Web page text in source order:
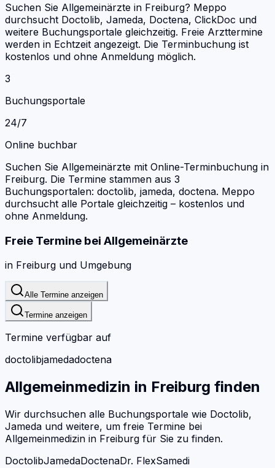
Suchen Sie Allgemeinärzte in Freiburg? Meppo
durchsucht Doctolib, Jameda, Doctena, ClickDoc und
weitere Buchungsportale gleichzeitig. Freie Arzttermine
werden in Echtzeit angezeigt. Die Terminbuchung ist
kostenlos und ohne Anmeldung möglich.
3
Buchungsportale
24/7
Online buchbar
Suchen Sie Allgemeinärzte mit Online-Terminbuchung in
Freiburg. Die Termine stammen aus 3
Buchungsportalen: doctolib, jameda, doctena. Meppo
durchsucht alle Portale gleichzeitig – kostenlos und
ohne Anmeldung.
Freie Termine bei Allgemeinärzte
in Freiburg und Umgebung
Alle Termine anzeigen
Termine anzeigen
Termine verfügbar auf
doctolibjamedadoctena
Allgemeinmedizin in Freiburg finden
Wir durchsuchen alle Buchungsportale wie Doctolib,
Jameda und weitere, um freie Termine bei
Allgemeinmedizin in Freiburg für Sie zu finden.
DoctolibJamedaDoctenaDr. FlexSamedi